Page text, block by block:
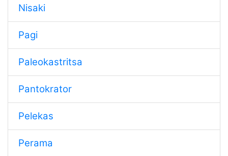
Nisaki
Pagi
Paleokastritsa
Pantokrator
Pelekas
Perama